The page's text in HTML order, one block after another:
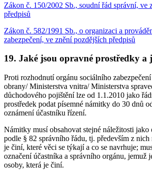
Zákon č. 150/2002 Sb., soudní řád správní, ve
předpisů
Zákon č. 582/1991 Sb., o organizaci a
zabezpečení, ve znění pozdějších předpisů
19. Jaké jsou opravné prostředky a
Proti rozhodnutí orgánu sociálního
obrany/ Ministerstva vnitra/ Ministerstva
důchodového pojištění lze od 1.1.2010 jako
prostředek podat písemné námitky do 30 dnů
oznámení účastníku řízení.
Námitky musí obsahovat stejné náležitosti jako
podle § 82 správního řádu, tj. především z
je činí, které věci se týkají a co se navrhuje;
označení účastníka a správního orgánu, jemuž
osoby, která je činí.